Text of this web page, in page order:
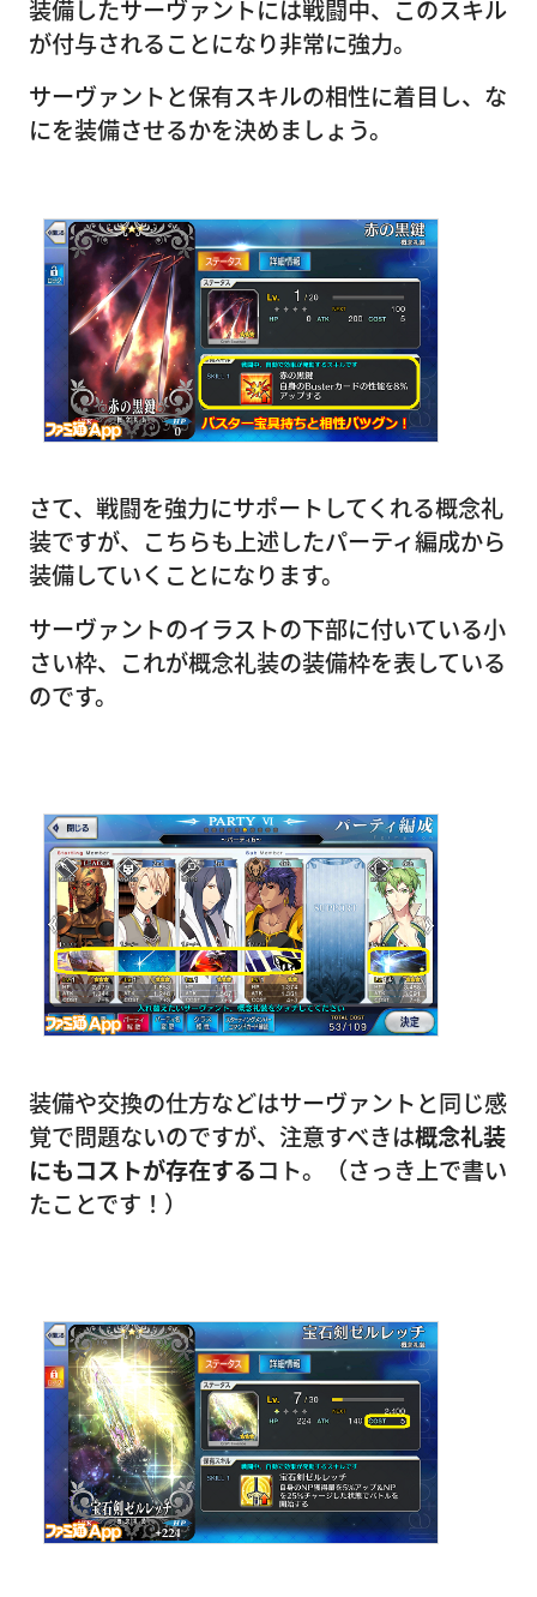
装備したサーヴァントには戦闘中、このスキル
が付与されることになり非常に強力。
サーヴァントと保有スキルの相性に着目し、な
にを装備させるかを決めましょう。
さて、戦闘を強力にサポートしてくれる概念礼
装ですが、こちらも上述したパーティ編成から
装備していくことになります。
サーヴァントのイラストの下部に付いている小
さい枠、これが概念礼装の装備枠を表している
のです。
装備や交換の仕方などはサーヴァントと同じ感
覚で問題ないのですが、注意すべきは概念礼装
にもコストが存在するコト。（さっき上で書い
たことです！）